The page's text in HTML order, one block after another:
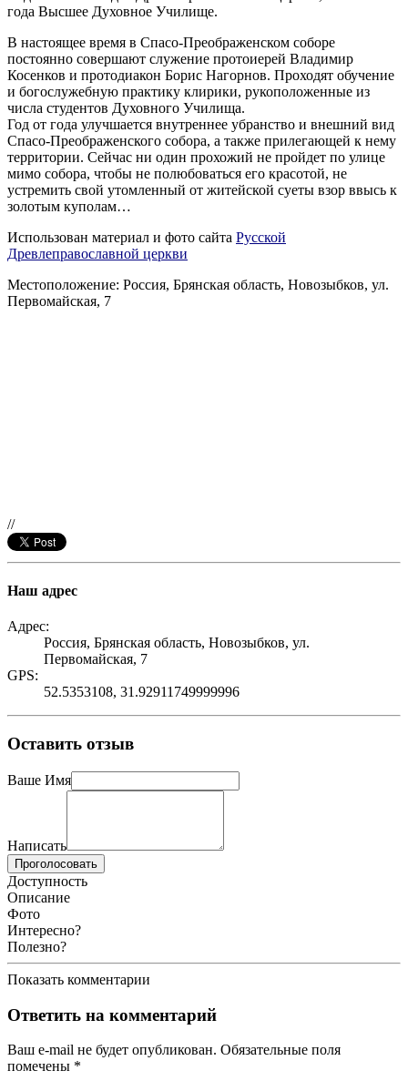
года Высшее Духовное Училище.
В настоящее время в Спасо-Преображенском соборе
постоянно совершают служение протоиерей Владимир
Косенков и протодиакон Борис Нагорнов. Проходят обучение
и богослужебную практику клирики, рукоположенные из
числа студентов Духовного Училища.
Год от года улучшается внутреннее убранство и внешний вид
Спасо-Преображенского собора, а также прилегающей к нему
территории. Сейчас ни один прохожий не пройдет по улице
мимо собора, чтобы не полюбоваться его красотой, не
устремить свой утомленный от житейской суеты взор ввысь к
золотым куполам…
Использован материал и фото сайта Русской
Древлеправославной церкви
Местоположение: Россия, Брянская область, Новозыбков, ул.
Первомайская, 7
//
Наш адрес
Адрес:
Россия, Брянская область, Новозыбков, ул.
Первомайская, 7
GPS:
52.5353108, 31.92911749999996
Оставить отзыв
Ваше Имя
Написать
Проголосовать
Доступность
Описание
Фото
Интересно?
Полезно?
Показать комментарии
Ответить на комментарий
Ваш e-mail не будет опубликован. Обязательные поля
помечены *